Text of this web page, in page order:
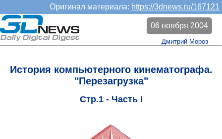
Оригинал материала: https://3dnews.ru/167121
История компьютерного кинематографа.
"Перезагрузка"
06 ноября 2004
Дмитрий Мороз
Стр.1 - Часть I